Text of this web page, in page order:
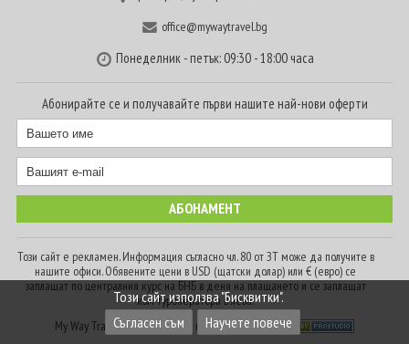
office@mywaytravel.bg
Понеделник - петък: 09:30 - 18:00 часа
Абонирайте се и получавайте първи нашите най-нови оферти
Този сайт е рекламен. Информация съгласно чл. 80 от ЗТ може да получите в
нашите офиси. Обявените цени в USD (щатски долар) или € (евро) се
заплащат по централния курс на БНБ в деня на плащането и се заплащат
към туроператора в лева.
My Way Travel © 2016. Всички права запазени
Този сайт използва "Бисквитки".
Съгласен съм
Научете повече